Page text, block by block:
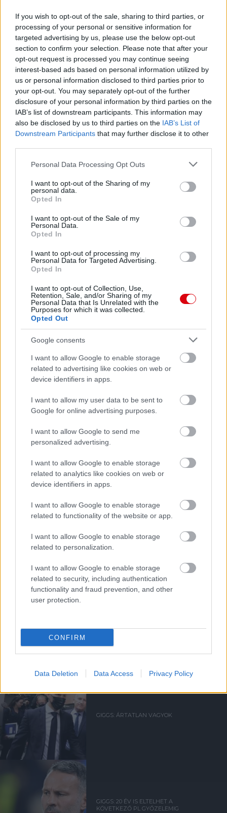
If you wish to opt-out of the sale, sharing to third parties, or
processing of your personal or sensitive information for
targeted advertising by us, please use the below opt-out
section to confirm your selection. Please note that after your
opt-out request is processed you may continue seeing
interest-based ads based on personal information utilized by
us or personal information disclosed to third parties prior to
your opt-out. You may separately opt-out of the further
disclosure of your personal information by third parties on the
IAB’s list of downstream participants. This information may
also be disclosed by us to third parties on the IAB’s List of
Downstream Participants that may further disclose it to other
Please note that this website/app uses one or more Google
not limited to your visit or usage behaviour. You may click to
grant or deny consent to Google and its third-party tags to
use your data for below specified purposes in below Google
consent section.
Personal Data Processing Opt Outs
I want to opt-out of the Sharing of my
personal data.
Opted In
I want to opt-out of the Sale of my
Personal Data.
Opted In
I want to opt-out of processing my
Personal Data for Targeted Advertising.
Opted In
I want to opt-out of Collection, Use,
Retention, Sale, and/or Sharing of my
Personal Data that Is Unrelated with the
Purposes for which it was collected.
Opted Out
Google consents
I want to allow Google to enable storage
related to advertising like cookies on web or
device identifiers in apps.
I want to allow my user data to be sent to
Google for online advertising purposes.
I want to allow Google to send me
personalized advertising.
I want to allow Google to enable storage
related to analytics like cookies on web or
device identifiers in apps.
I want to allow Google to enable storage
related to functionality of the website or app.
I want to allow Google to enable storage
related to personalization.
I want to allow Google to enable storage
related to security, including authentication
functionality and fraud prevention, and other
user protection.
CONFIRM
Data Deletion Data Access Privacy Policy
Paris Saint-Germain
Manchester United
Felkészülési szezon 4. mérkőzés
Nya Ullevi, Göteborg
2026-08-08 17:00
0 nap 22 óra 11 perc 28 másodperc
AC MilanvsManchester United2026-08-15 18:00
ELŐZŐ MÉRKŐZÉSEK
Támogatás
Támogasd adományoddal
a ManUtdFanatics.hu működését!
Kapcsolódó hírek
RYAN GIGGS
GIGGS: ÁRTATLAN VAGYOK
GIGGS: 20 ÉV IS ELTELHET A
KÖVETKEZŐ PL GYŐZELEMIG